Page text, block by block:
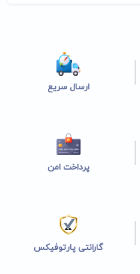
ارسال سریع
پرداخت امن
گارانتی پارتوفیکس